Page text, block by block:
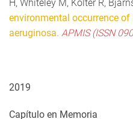
H, Whiteley M, Kolter R,
environmental occurrence
aeruginosa. APMIS (ISSN
2019
Capítulo en Memoria